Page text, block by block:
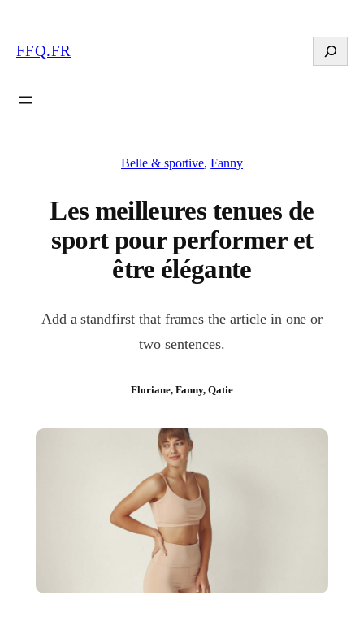
FFQ.FR Search
Belle & sportive, Fanny
Les meilleures tenues de
sport pour performer et
être élégante
Add a standfirst that frames the article in one or
two sentences.
Floriane, Fanny, Qatie